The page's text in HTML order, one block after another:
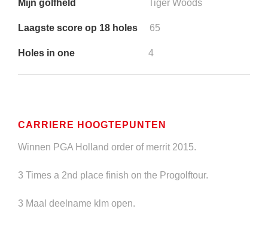
Mijn golfheld Tiger Woods
Laagste score op 18 holes 65
Holes in one 4
CARRIERE HOOGTEPUNTEN
Winnen PGA Holland order of merrit 2015.
3 Times a 2nd place finish on the Progolftour.
3 Maal deelname klm open.